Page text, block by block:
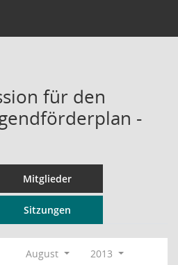
für den
-
Mitglieder
Sitzungen
August
2013